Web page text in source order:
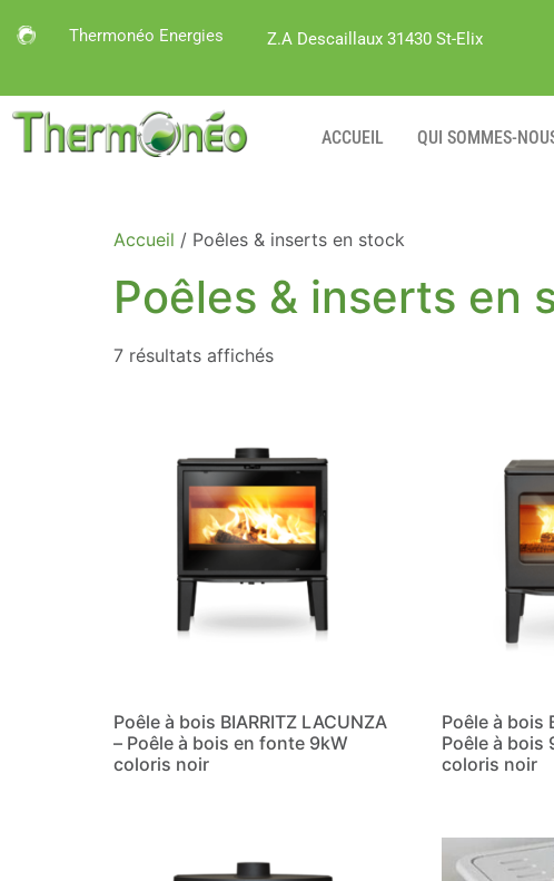
Thermonéo Energies Z.A Descaillaux 31430 St-Elix
ACCUEIL QUI SOMMES-
Accueil / Poêles & inserts en stock
Poêles & inserts en
7 résultats affichés
Poêle à bois BIARRITZ LACUNZA
– Poêle à bois en fonte 9kW
coloris noir
Poêle à bois
Poêle à bois
coloris noir